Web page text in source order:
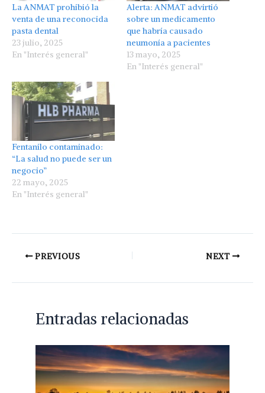
La ANMAT prohibió la
venta de una reconocida
pasta dental
23 julio, 2025
En "Interés general"
Alerta: ANMAT advirtió
sobre un medicamento
que habría causado
neumonía a pacientes
13 mayo, 2025
En "Interés general"
Fentanilo contaminado:
“La salud no puede ser un
negocio”
22 mayo, 2025
En "Interés general"
PREVIOUS NEXT
Entradas relacionadas